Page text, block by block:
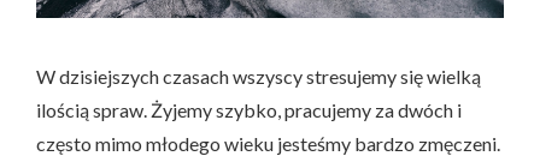
W dzisiejszych czasach wszyscy stresujemy się wielką
ilością spraw. Żyjemy szybko, pracujemy za dwóch i
często mimo młodego wieku jesteśmy bardzo zmęczeni.